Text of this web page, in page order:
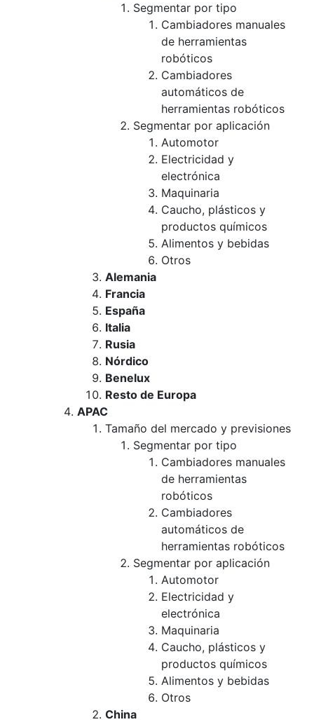
Segmentar por tipo
Cambiadores manuales
de herramientas
robóticos
Cambiadores
automáticos de
herramientas robóticos
Segmentar por aplicación
Automotor
Electricidad y
electrónica
Maquinaria
Caucho, plásticos y
productos químicos
Alimentos y bebidas
Otros
Alemania
Francia
España
Italia
Rusia
Nórdico
Benelux
Resto de Europa
APAC
Tamaño del mercado y previsiones
Segmentar por tipo
Cambiadores manuales
de herramientas
robóticos
Cambiadores
automáticos de
herramientas robóticos
Segmentar por aplicación
Automotor
Electricidad y
electrónica
Maquinaria
Caucho, plásticos y
productos químicos
Alimentos y bebidas
Otros
China